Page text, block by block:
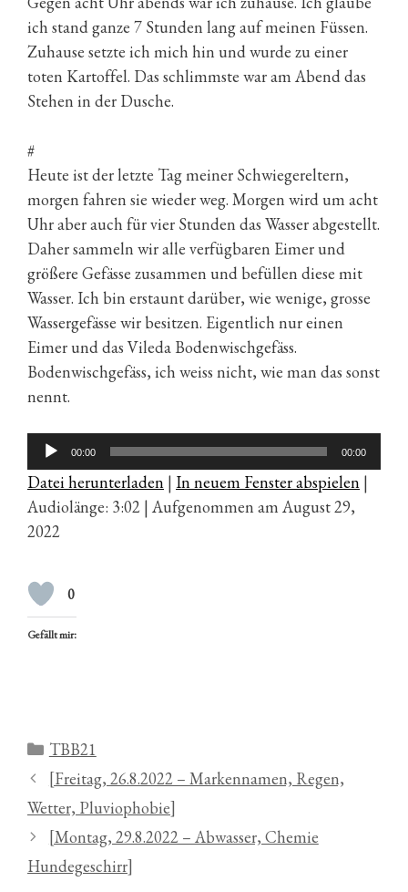
ich stand ganze 7 Stunden lang auf meinen Füssen.
Zuhause setzte ich mich hin und wurde zu einer
toten Kartoffel. Das schlimmste war am Abend das
Stehen in der Dusche.
#
Heute ist der letzte Tag meiner Schwiegereltern,
morgen fahren sie wieder weg. Morgen wird um acht
Uhr aber auch für vier Stunden das Wasser abgestellt.
Daher sammeln wir alle verfügbaren Eimer und
größere Gefässe zusammen und befüllen diese mit
Wasser. Ich bin erstaunt darüber, wie wenige, grosse
Wassergefässe wir besitzen. Eigentlich nur einen
Eimer und das Vileda Bodenwischgefäss.
Bodenwischgefäss, ich weiss nicht, wie man das sonst
nennt.
Audio-
Player
00:00 00:00
Datei herunterladen | In neuem Fenster abspielen |
Audiolänge: 3:02 | Aufgenommen am August 29,
2022
0
Gefällt mir:
Kategorien
TBB21
[Freitag, 26.8.2022 – Markennamen, Regen,
Wetter, Pluviophobie]
[Montag, 29.8.2022 – Abwasser, Chemie
Hundegeschirr]